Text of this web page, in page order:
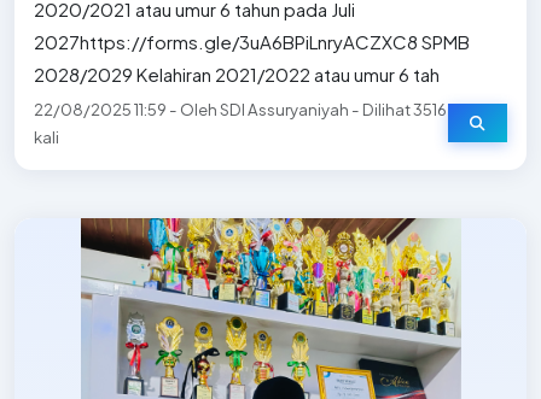
2020/2021 atau umur 6 tahun pada Juli
2027https://forms.gle/3uA6BPiLnryACZXC8 SPMB
2028/2029 Kelahiran 2021/2022 atau umur 6 tah
22/08/2025 11:59 - Oleh SDI Assuryaniyah - Dilihat 3516
kali